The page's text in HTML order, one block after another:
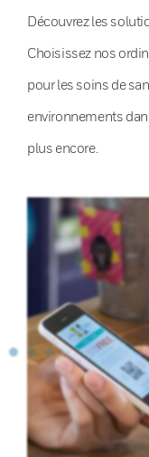
Découvrez les
Choisissez nos
pour les soins de
environnements
plus encore.